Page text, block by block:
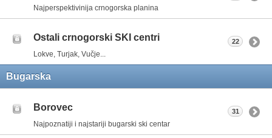
Najperspektivinija crnogorska planina
Ostali crnogorski SKI centri
Lokve, Turjak, Vučje...
22
Bugarska
Borovec
Najpoznatiji i najstariji bugarski ski centar
31